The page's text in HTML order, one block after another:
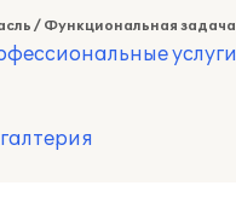
/ Функциональная задача
услуги